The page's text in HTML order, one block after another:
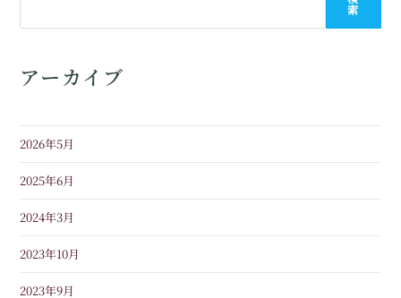
索
アーカイブ
2026年5月
2025年6月
2024年3月
2023年10月
2023年9月